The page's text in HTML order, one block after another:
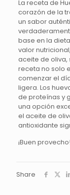
La receta de
corazón de la
un sabor
base en la
valor
aceite de oliva,
receta no solo
comenzar el
ligera. Los
de proteínas y
una opción
el aceite de
antioxidante
¡Buen
Share